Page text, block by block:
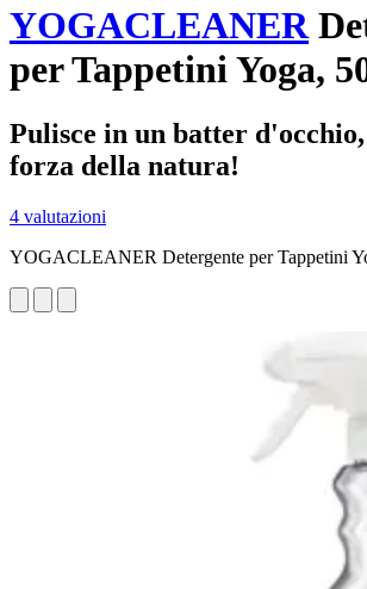
YOGACLEANER
per Tappetini Yoga,
Pulisce in un batter
forza della natura!
4 valutazioni
YOGACLEANER Detergente per Tappetini